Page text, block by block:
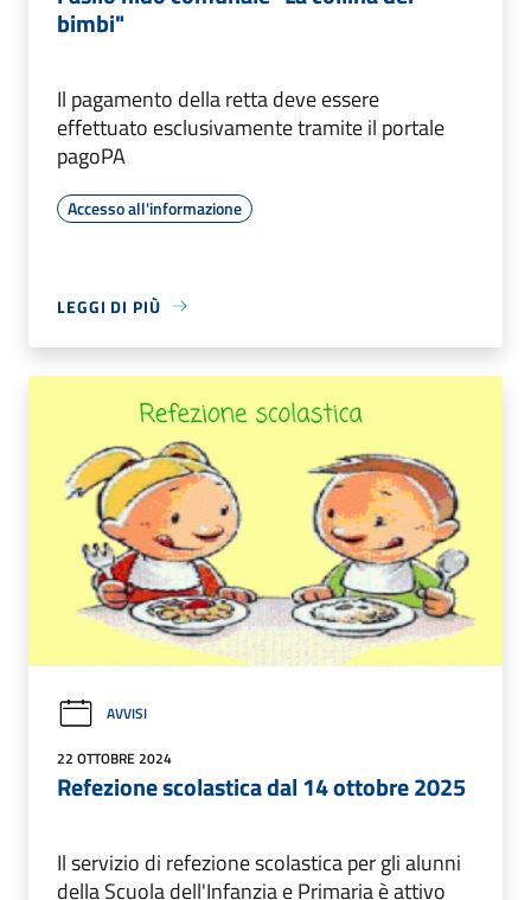
bimbi"
Il pagamento della retta deve essere
effettuato esclusivamente tramite il portale
pagoPA
Accesso all'informazione
LEGGI DI PIÙ
AVVISI
22 OTTOBRE 2024
Refezione scolastica dal 14 ottobre 2025
Il servizio di refezione scolastica per gli alunni
della Scuola dell'Infanzia e Primaria è attivo